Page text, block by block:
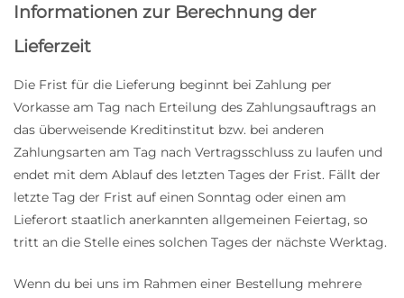
Informationen zur Berechnung der
Lieferzeit
Die Frist für die Lieferung beginnt bei Zahlung per
Vorkasse am Tag nach Erteilung des Zahlungsauftrags an
das überweisende Kreditinstitut bzw. bei anderen
Zahlungsarten am Tag nach Vertragsschluss zu laufen und
endet mit dem Ablauf des letzten Tages der Frist. Fällt der
letzte Tag der Frist auf einen Sonntag oder einen am
Lieferort staatlich anerkannten allgemeinen Feiertag, so
tritt an die Stelle eines solchen Tages der nächste Werktag.
Wenn du bei uns im Rahmen einer Bestellung mehrere